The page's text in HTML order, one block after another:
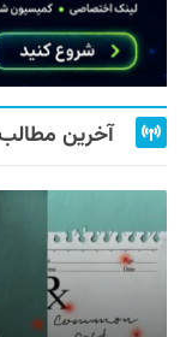
آخرین